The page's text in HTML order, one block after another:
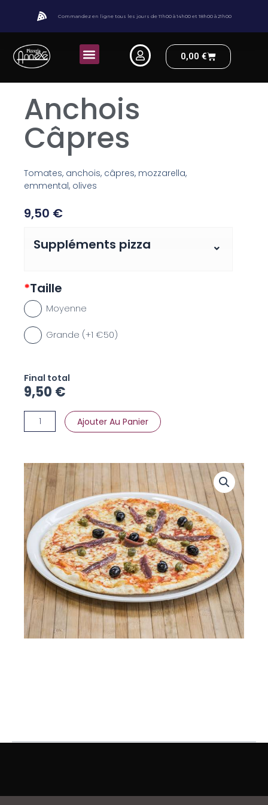
contenu
Commandez en ligne tous les jours de 11h00 à 14h00 et 18h00 à 21h00
Menu 0,00 €Panier
Anchois
Câpres
Tomates, anchois, câpres, mozzarella,
emmental, olives
9,50 €
Suppléments pizza
*Taille
Moyenne
Grande (+1 €50)
Final total
9,50 €
de
Ajouter Au Panier